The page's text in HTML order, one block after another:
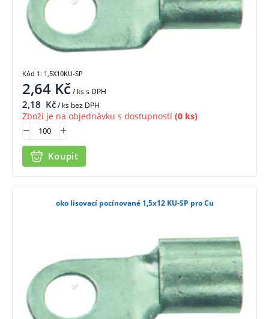
2,64 Kč/ kss DPH
2,18 Kč/ ks bez DPH
Zboží je na objednávku s dostupností (0 ks)
Koupit
Kód 1: 1,5X10KU-SP
oko lisovací pocínované 1,5x12 KU-SP pro Cu